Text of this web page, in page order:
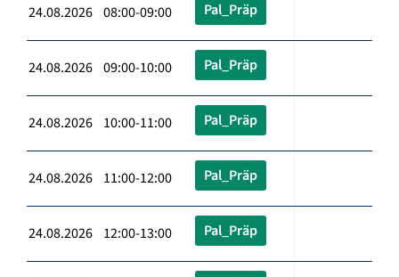
24.08.2026 08:00-09:00 Pal_Präp
24.08.2026 09:00-10:00 Pal_Präp
24.08.2026 10:00-11:00 Pal_Präp
24.08.2026 11:00-12:00 Pal_Präp
24.08.2026 12:00-13:00 Pal_Präp